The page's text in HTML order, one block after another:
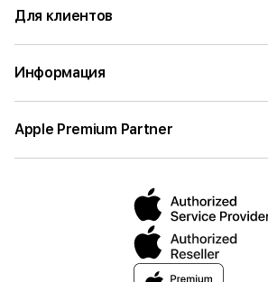
Для клиентов
Информация
Apple Premium Partner